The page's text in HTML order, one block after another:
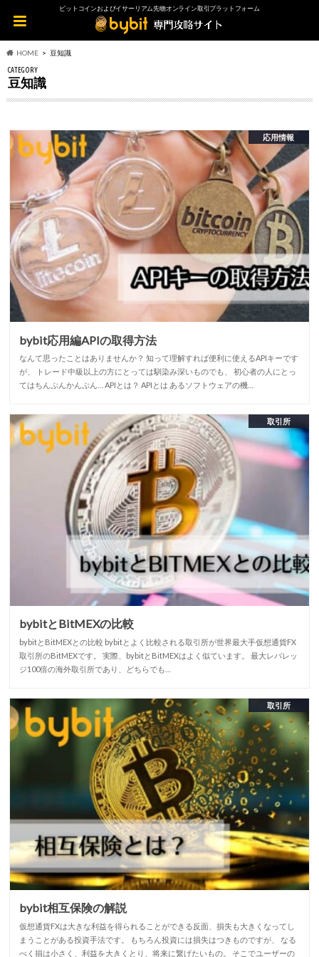
ビットコインおよびイサーリアム先物オンライン取引プラットフォーム
HOME 豆知識
CATEGORY
豆知識
応用情報
bybit応用編APIの取得方法
なんて思ったことはありませんか？ 知って理解すれば便利に使えるAPIキーです
が、 トレード中級以上の方にとっては馴染み深いものでも、 初心者の人にとっ
てはちんぷんかんぷん… APIとは？ APIとは あるソフトウェアの機…
取引所
bybitとBitMEXの比較
bybitとBitMEXとの比較 bybitとよく比較される取引所が世界最大手仮想通貨FX
取引所のBitMEXです。 実際、bybitとBitMEXはよく似ています。 最大レバレッ
ジ100倍の海外取引所であり、どちらでも…
取引所
bybit相互保険の解説
仮想通貨FXは大きな利益を得られることができる反面、損失も大きくなってし
まうことがある投資手法です。 もちろん投資には損失はつきものですが、 なる
べく損は小さく、利益を大きくとり、将来に繋げたいもの。 そこでユーザーの